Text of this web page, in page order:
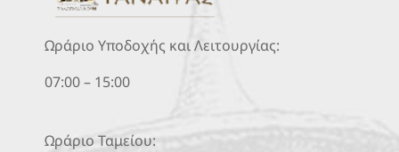
Ωράριο Υποδοχής και Λειτουργίας:
07:00 – 15:00
Ωράριο Ταμείου: